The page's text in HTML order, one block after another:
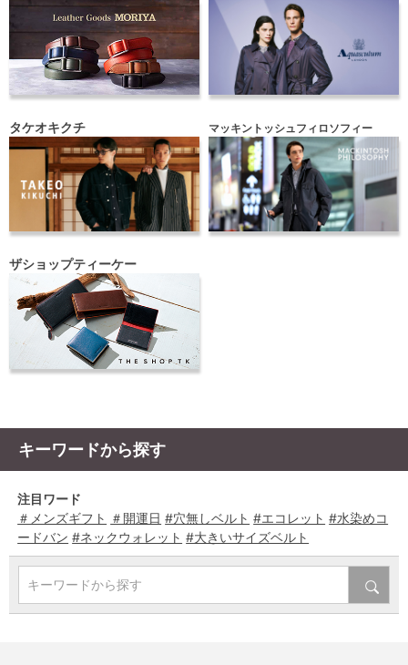
タケオキクチ マッキントッシュフィロソフィー
ザショップティーケー
キーワードから探す
注目ワード
＃メンズギフト ＃開運日 #穴無しベルト #エコレット #水染めコ
ードバン #ネックウォレット #大きいサイズベルト
キーワードから探す